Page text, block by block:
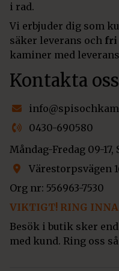
i rad.
Vi erbjuder dig som
säker leverans och fri
kaminer med
Kontakta oss
0430-690580
Måndag-Fredag 09-17,
Värestorpsvägen
Org nr: 556963-7530
VIKTIGT! RING
Besök i butik sker
med kund. Ring oss